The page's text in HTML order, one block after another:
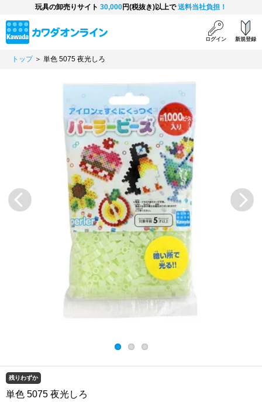
玩具の卸売りサイト 30,000円(税抜き)以上で送料当社負担！
ログイン 新規登録
トップ＞ 単色 5075 夜光しろ
残りわずか
単色 5075 夜光しろ